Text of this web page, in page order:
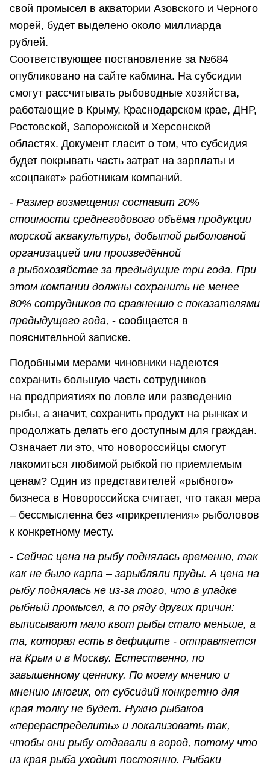
свой промысел в акватории Азовского и Черного
морей, будет выделено около миллиарда
рублей.
Соответствующее постановление за №684
опубликовано на сайте кабмина. На субсидии
смогут рассчитывать рыбоводные хозяйства,
работающие в Крыму, Краснодарском крае, ДНР,
Ростовской, Запорожской и Херсонской
областях. Документ гласит о том, что субсидия
будет покрывать часть затрат на зарплаты и
«соцпакет» работникам компаний.
- Размер возмещения составит 20%
стоимости среднегодового объёма продукции
морской аквакультуры, добытой рыболовной
организацией или произведённой
в рыбохозяйстве за предыдущие три года. При
этом компании должны сохранить не менее
80% сотрудников по сравнению с показателями
предыдущего года, - сообщается в
пояснительной записке.
Подобными мерами чиновники надеются
сохранить большую часть сотрудников
на предприятиях по ловле или разведению
рыбы, а значит, сохранить продукт на рынках и
продолжать делать его доступным для граждан.
Означает ли это, что новороссийцы смогут
лакомиться любимой рыбкой по приемлемым
ценам? Один из представителей «рыбного»
бизнеса в Новороссийска считает, что такая мера
– бессмысленна без «прикрепления» рыболовов
к конкретному месту.
- Сейчас цена на рыбу поднялась временно, так
как не было карпа – зарыбляли пруды. А цена на
рыбу поднялась не из-за того, что в упадке
рыбный промысел, а по ряду других причин:
выписывают мало квот рыбы стало меньше, а
та, которая есть в дефиците - отправляется
на Крым и в Москву. Естественно, по
завышенному ценнику. По моему мнению и
мнению многих, от субсидий конкретно для
края толку не будет. Нужно рыбаков
«перераспределить» и локализовать так,
чтобы они рыбу отдавали в город, потому что
из края рыба уходит постоянно. Рыбаки